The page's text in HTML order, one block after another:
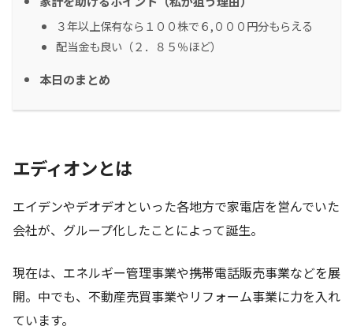
３年以上保有なら１００株で６,０００円分もらえる
配当金も良い（２．８５％ほど）
本日のまとめ
エディオンとは
エイデンやデオデオといった各地方で家電店を営んでいた
会社が、グループ化したことによって誕生。
現在は、エネルギー管理事業や携帯電話販売事業などを展
開。中でも、不動産売買事業やリフォーム事業に力を入れ
ています。